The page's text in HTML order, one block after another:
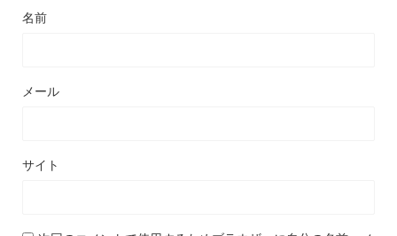
名前
メール
サイト